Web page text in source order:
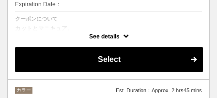
Expiration Date：
クーポンについて
カットとマニキュア。
See details
Select
カラー Est. Duration：Approx. 2 hrs45 mins